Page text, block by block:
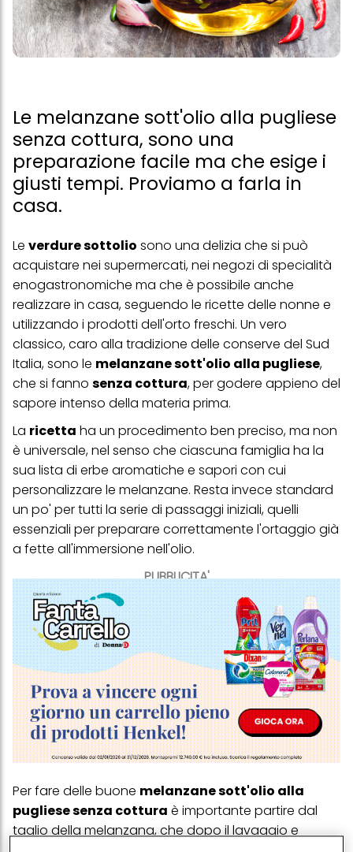
Le melanzane sott'olio alla pugliese
senza cottura, sono una
preparazione facile ma che esige i
giusti tempi. Proviamo a farla in
casa.
PUBBLICITA'
Le verdure sottolio sono una delizia che si può
acquistare nei supermercati, nei negozi di specialità
enogastronomiche ma che è possibile anche
realizzare in casa, seguendo le ricette delle nonne e
utilizzando i prodotti dell'orto freschi. Un vero
classico, caro alla tradizione delle conserve del Sud
Italia, sono le melanzane sott'olio alla pugliese,
che si fanno senza cottura, per godere appieno del
sapore intenso della materia prima.
La ricetta ha un procedimento ben preciso, ma non
è universale, nel senso che ciascuna famiglia ha la
sua lista di erbe aromatiche e sapori con cui
personalizzare le melanzane. Resta invece standard
un po' per tutti la serie di passaggi iniziali, quelli
essenziali per preparare correttamente l'ortaggio già
a fette all'immersione nell'olio.
Per fare delle buone melanzane sott'olio alla
pugliese senza cottura è importante partire dal
taglio della melanzana, che dopo il lavaggio e